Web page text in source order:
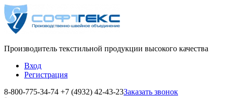
Производитель текстильной продукции высокого качества
Вход
Регистрация
8-800-775-34-74 +7 (4932) 42-43-23Заказать звонок